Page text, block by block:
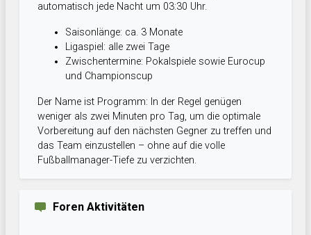
automatisch jede Nacht um 03:30 Uhr.
Saisonlänge: ca. 3 Monate
Ligaspiel: alle zwei Tage
Zwischentermine: Pokalspiele sowie Eurocup
und Championscup
Der Name ist Programm: In der Regel genügen
weniger als zwei Minuten pro Tag, um die optimale
Vorbereitung auf den nächsten Gegner zu treffen und
das Team einzustellen – ohne auf die volle
Fußballmanager-Tiefe zu verzichten.
Foren Aktivitäten